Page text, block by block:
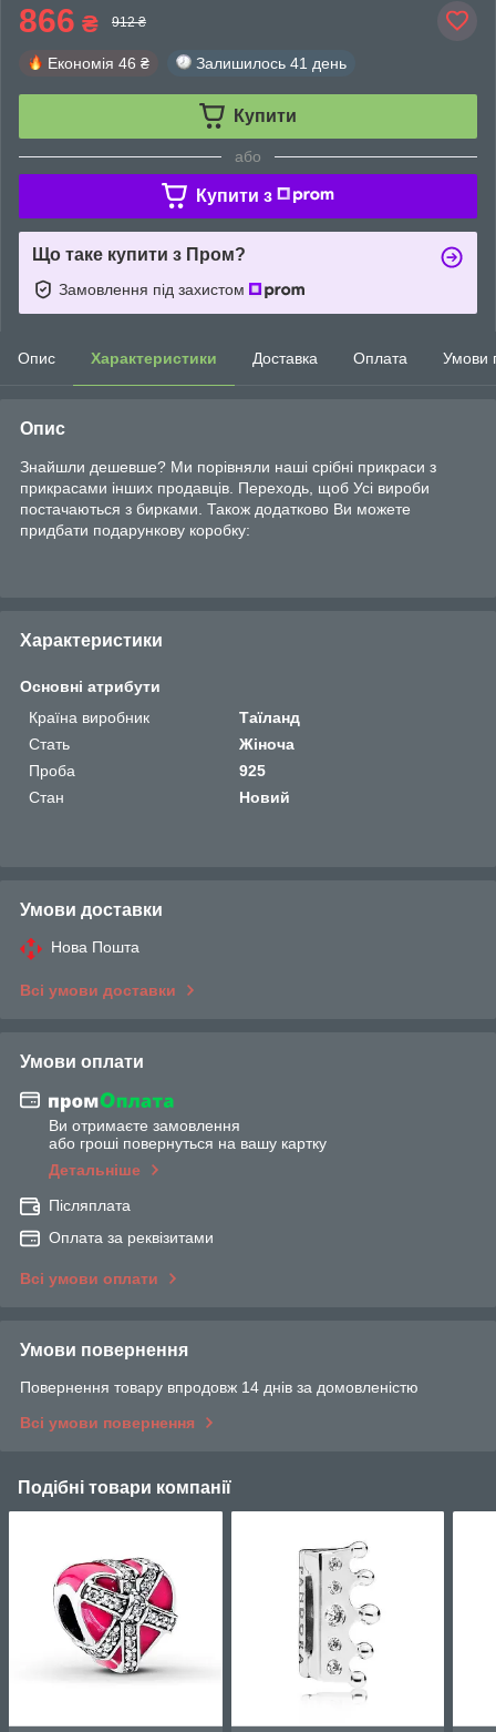
866 ₴ 912 ₴
Економія 46 ₴ Залишилось 41 день
Купити
або
Купити з
Що таке купити з Пром?
Замовлення під захистом
Опис Характеристики Доставка Оплата Умови
Опис
Знайшли дешевше? Ми порівняли наші срібні прикраси з
прикрасами інших продавців. Переходь, щоб Усі вироби
постачаються з бирками. Також додатково Ви можете
придбати подарункову коробку:
Характеристики
Основні атрибути
Країна виробник
Таїланд
Стать
Жіноча
Проба
925
Стан
Новий
Умови доставки
Нова Пошта
Всі умови доставки
Умови оплати
Ви отримаєте замовлення
або гроші повернуться на вашу картку
Детальніше
Післяплата
Оплата за реквізитами
Всі умови оплати
Умови повернення
Повернення товару впродовж 14 днів за домовленістю
Всі умови повернення
Подібні товари компанії